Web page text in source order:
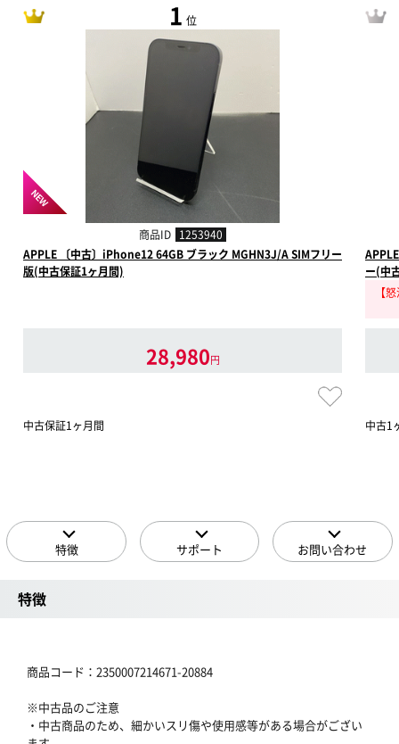
1 位
NEW
商品ID 1253940
APPLE 〔中古〕iPhone12 64GB ブラック MGHN3J/A SIMフリー
版(中古保証1ヶ月間)
28,980円
中古保証1ヶ月間
ー(中
【
中古1
特徴 サポート お問い合わせ
特徴
商品コード：2350007214671-20884
※中古品のご注意
・中古商品のため、細かいスリ傷や使用感等がある場合がござい